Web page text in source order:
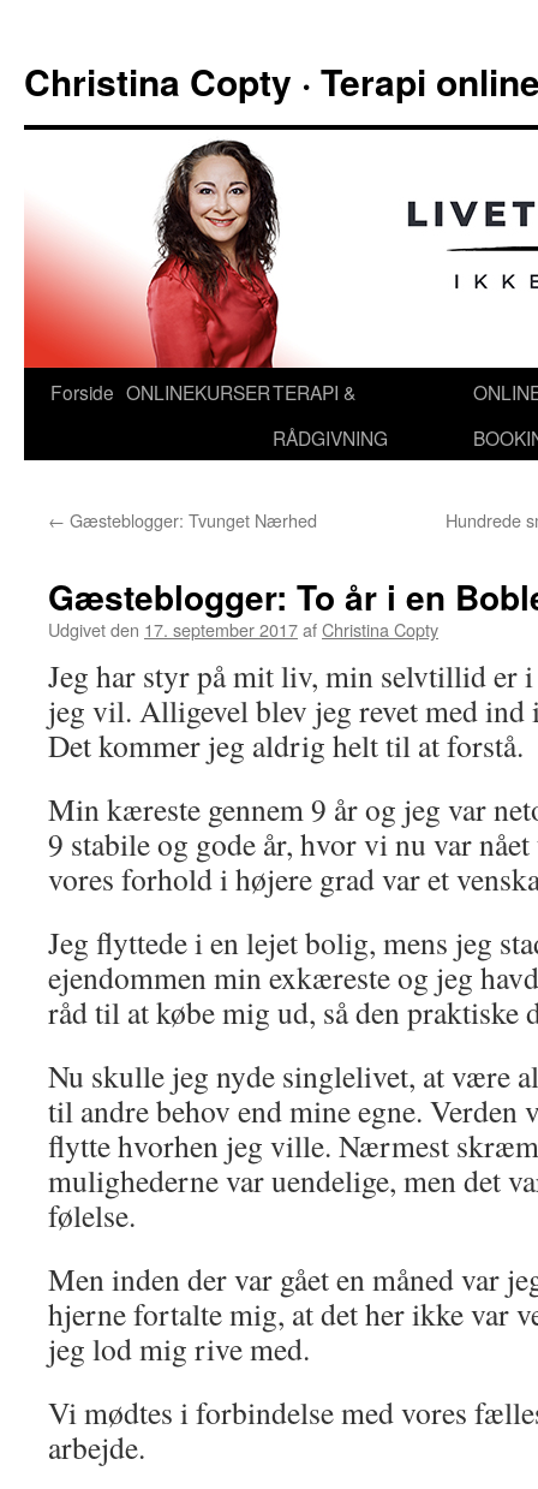
indhold
Christina Copty · Terapi
Forside ONLINEKURSERTERAPI &
RÅDGIVNING
← Gæsteblogger: Tvunget Nærhed Hundrede
Gæsteblogger: To år i en
Udgivet den 17. september 2017afChristina Copty
Jeg har styr på mit liv, min selvtillid er
jeg vil. Alligevel blev jeg revet med ind
Det kommer jeg aldrig helt til at forstå.
Min kæreste gennem 9 år og jeg var
9 stabile og gode år, hvor vi nu var
vores forhold i højere grad var et
Jeg flyttede i en lejet bolig, mens jeg
ejendommen min exkæreste og jeg
råd til at købe mig ud, så den praktiske
Nu skulle jeg nyde singlelivet, at være
til andre behov end mine egne. Verden
flytte hvorhen jeg ville. Nærmest
mulighederne var uendelige, men det
følelse.
Men inden der var gået en måned var
hjerne fortalte mig, at det her ikke var
jeg lod mig rive med.
Vi mødtes i forbindelse med vores
arbejde.